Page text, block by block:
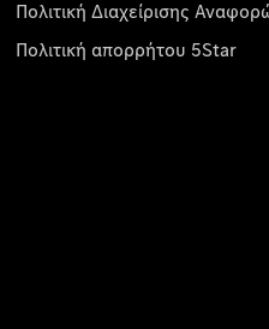
Πολιτική Διαχείρισης
Πολιτική απορρήτου 5Star